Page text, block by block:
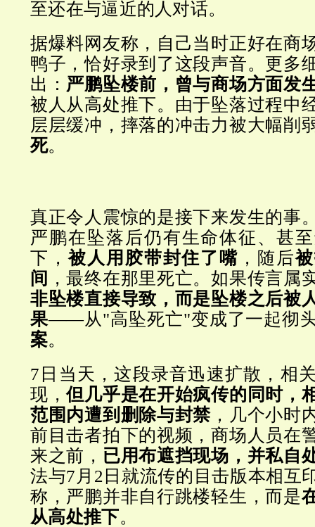
至还在与逼近的人对话。
据爆料网友称，自己当时正好在商
鸭子，恰好录到了这段声音。更多
出： 严鹏坠楼前，曾与商场方面发
被人从高处推下。由于坠落过程中
层层缓冲，摔落的冲击力被大幅削
死。
真正令人震惊的是接下来发生的事
严鹏在坠落后仍有生命体征、甚
下，被人用胶带封住了嘴 ，随后
间 ，最终在那里死亡。如果传言属
非坠楼直接导致，而是坠楼之后被
果——从"高坠死亡"变成了一起彻
案。
7日当天，这段录音迅速扩散，相
现，但几乎是在开始疯传的同时，
范围内遭到删除与封禁 ，几个小时
前目击者拍下的视频，商场人员在
来之前， 已用布遮挡现场，并私自
法与7月2日就流传的目击版本相
称，严鹏并非自行跳楼轻生，而是
从高处推下。